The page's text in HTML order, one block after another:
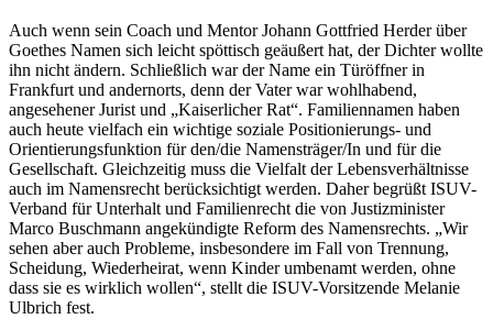
Auch wenn sein Coach und Mentor Johann Gottfried Herder über
Goethes Namen sich leicht spöttisch geäußert hat, der Dichter wollte
ihn nicht ändern. Schließlich war der Name ein Türöffner in
Frankfurt und andernorts, denn der Vater war wohlhabend,
angesehener Jurist und „Kaiserlicher Rat“. Familiennamen haben
auch heute vielfach ein wichtige soziale Positionierungs- und
Orientierungsfunktion für den/die Namensträger/In und für die
Gesellschaft. Gleichzeitig muss die Vielfalt der Lebensverhältnisse
auch im Namensrecht berücksichtigt werden. Daher begrüßt ISUV-
Verband für Unterhalt und Familienrecht die von Justizminister
Marco Buschmann angekündigte Reform des Namensrechts. „Wir
sehen aber auch Probleme, insbesondere im Fall von Trennung,
Scheidung, Wiederheirat, wenn Kinder umbenamt werden, ohne
dass sie es wirklich wollen“, stellt die ISUV-Vorsitzende Melanie
Ulbrich fest.